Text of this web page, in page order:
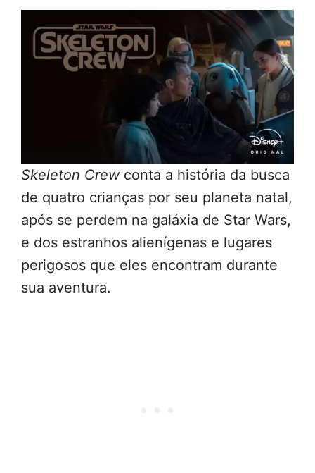
Skeleton Crewconta a história da busca
de quatro crianças por seu planeta natal,
após se perdem na galáxia de Star Wars,
e dos estranhos alienígenas e lugares
perigosos que eles encontram durante
sua aventura.